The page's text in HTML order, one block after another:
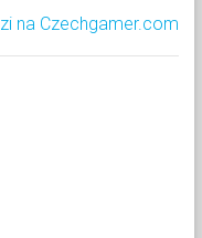
na Czechgamer.com